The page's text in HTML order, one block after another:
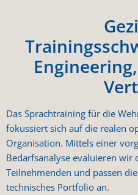
Das Sprachtraining für die
fokussiert sich auf die realen
Organisation. Mittels einer
Bedarfsanalyse evaluieren wir
Teilnehmenden und passen
technisches Portfolio an.